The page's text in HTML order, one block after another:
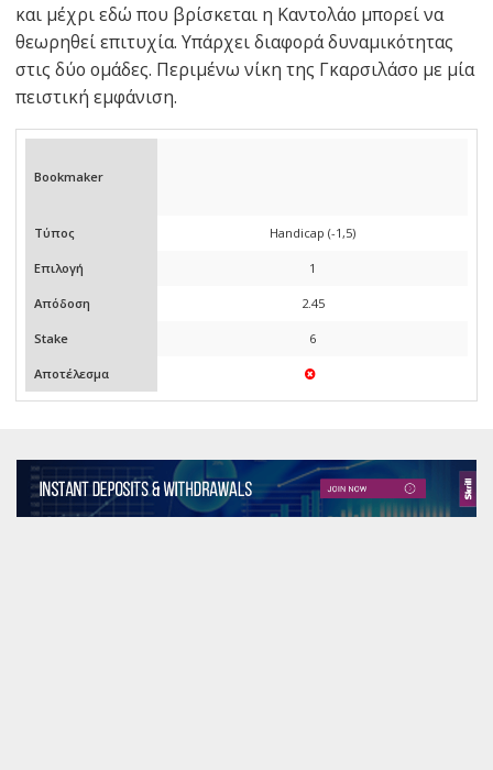
και μέχρι εδώ που βρίσκεται η Καντολάο μπορεί να
θεωρηθεί επιτυχία. Υπάρχει διαφορά δυναμικότητας
στις δύο ομάδες. Περιμένω νίκη της Γκαρσιλάσο με μία
πειστική εμφάνιση.
Bookmaker
Τύπος Handicap (-1,5)
Επιλογή 1
Απόδοση 2.45
Stake 6
Αποτέλεσμα